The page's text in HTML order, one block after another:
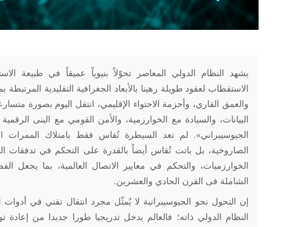
يشهد النظام الدولي المعاصر تحوّلاً بنيوياً عميقاً في طبيعة
الاستقطاب لعقود طويلة رهينا بالأبعاد الجغرافية التقليدية
والعمق القاري، وأحزمة الاحتواء الإقليمي، انتقل اليوم بصورة
البيانات، والسيادة مع الخوارزمية، والأمن القومي مع البنى
الجيوسيبراني». لم تعد السيطرة تُقاس فقط بامتلاك الممرات
الصاروخية، بل باتت تُقاس أيضاً بالقدرة على التحكم في تدفقات
الخوارزميات، والتحكم في معايير الاتصال العالمية، بما يجعل
الشاملة فى القرن الحادي والعشرين.
إن التحول نحو الجيوسيبرانية لا يُمثّل مجرد انتقال تقني في
النظام الدولي ذاته؛ فالعالم يدخل تدريجيا طورا جديدا من إعادة